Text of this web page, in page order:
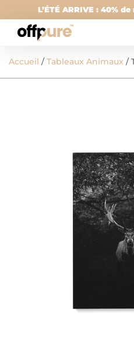
L’ÉTÉ ARRIVE : 40%
Accueil /Tableaux Animaux /